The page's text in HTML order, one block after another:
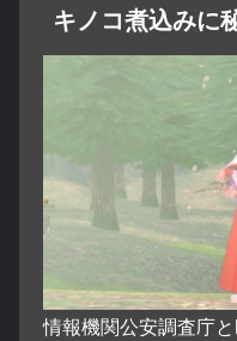
キノコ煮込みに
情報機関公安調査庁